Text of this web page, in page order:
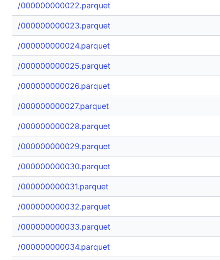
/000000000022.parquet
/000000000023.parquet
/000000000024.parquet
/000000000025.parquet
/000000000026.parquet
/000000000027.parquet
/000000000028.parquet
/000000000029.parquet
/000000000030.parquet
/000000000031.parquet
/000000000032.parquet
/000000000033.parquet
/000000000034.parquet